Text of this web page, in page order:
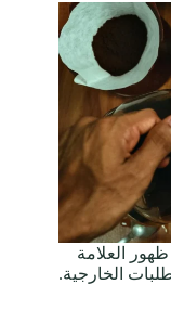
العلامة
الخارجية.